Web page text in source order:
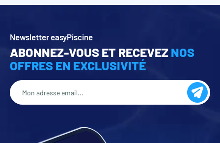
Newsletter easyPiscine
ABONNEZ-VOUS ET RECEVEZ NOS
OFFRES EN EXCLUSIVITÉ